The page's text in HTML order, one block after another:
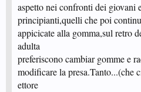
aspetto nei confronti dei giovani
principianti,quelli che poi
appicicate alla gomma,sul retro
adulta
preferiscono cambiar gomme e
modificare la presa.Tanto...(che
ettore